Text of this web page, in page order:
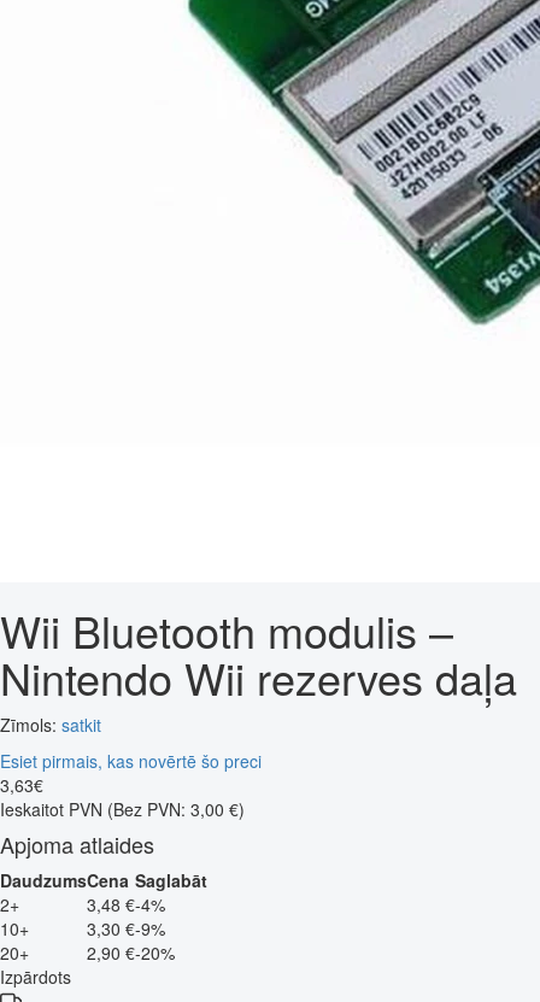
Wii Bluetooth modulis –
Nintendo Wii rezerves daļa
Zīmols: satkit
Esiet pirmais, kas novērtē šo preci
3,63€
Ieskaitot PVN (Bez PVN: 3,00 €)
Apjoma atlaides
DaudzumsCena Saglabāt
2+
3,48 €-4%
10+
3,30 €-9%
20+
2,90 €-20%
Izpārdots